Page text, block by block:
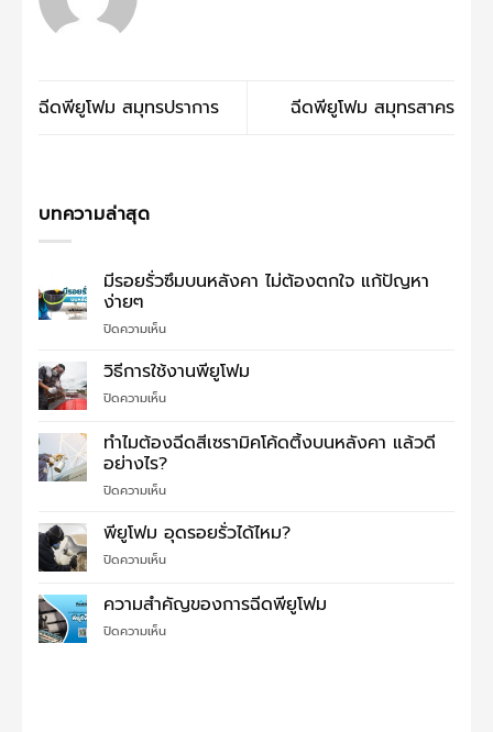
ฉีดพียูโฟม สมุทรปราการ ฉีดพียูโฟม สมุทรสาคร
บทความล่าสุด
มีรอยรั่วซึมบนหลังคา ไม่ต้องตกใจ แก้ปัญหา
ง่ายๆ
ปิดความเห็นบน
รอย
ซึม
หลังคา
ไม่
ตกใจ
ปัญหา
วิธีการใช้งานพียูโฟม
ปิดความเห็นบน
การ
ใช้
พี
โฟม
ทำไมต้องฉีดสีเซรามิคโค้ดติ้งบนหลังคา แล้วดี
อย่างไร?
ปิดความเห็นบน
ต้อง
ฉีด
สี
โค้ด
บน
พียูโฟม อุดรอยรั่วได้ไหม?
ปิดความเห็นบน
ยู
โฟม
อุด
ความสำคัญของการฉีดพียูโฟม
ปิดความเห็นบน